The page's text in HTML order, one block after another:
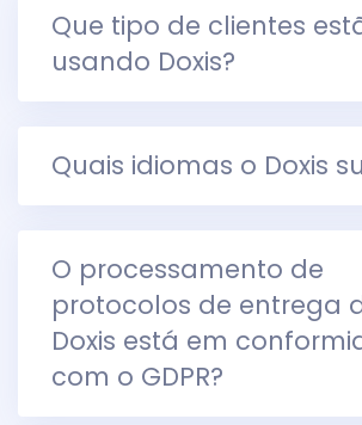
Que tipo de clientes
usando Doxis?
Quais idiomas o Doxis
O processamento de
protocolos de entrega
Doxis está em
com o GDPR?